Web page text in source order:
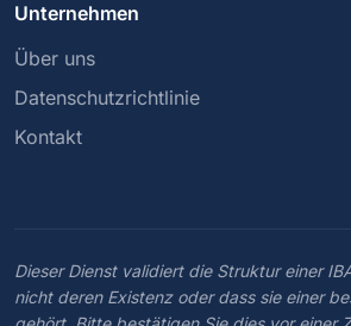
Unternehmen
Über uns
Datenschutzrichtlinie
Kontakt
Dieser Dienst validiert die Struktur einer
nicht deren Existenz oder dass sie einer